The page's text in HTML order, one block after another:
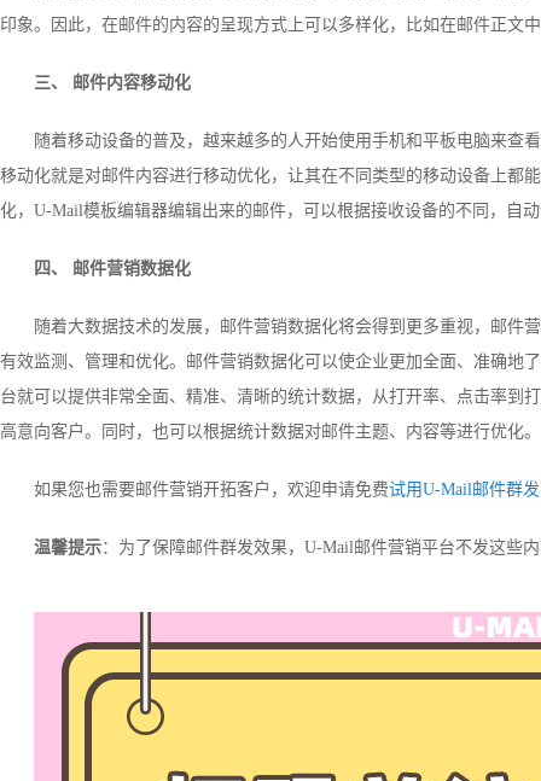
印象。因此，在邮件的内容的呈现方式上可以多样化，比如在邮件正文
三、 邮件内容移动化
随着移动设备的普及，越来越多的人开始使用手机和平板电脑来查
移动化就是对邮件内容进行移动优化，让其在不同类型的移动设备上都
化，U-Mail模板编辑器编辑出来的邮件，可以根据接收设备的不同，自
四、 邮件营销数据化
随着大数据技术的发展，邮件营销数据化将会得到更多重视，邮件
有效监测、管理和优化。邮件营销数据化可以使企业更加全面、准确地
台就可以提供非常全面、精准、清晰的统计数据，从打开率、点击率到
高意向客户。同时，也可以根据统计数据对邮件主题、内容等进行优化。
如果您也需要邮件营销开拓客户，欢迎申请免费试用U-Mail邮件群发
温馨提示：为了保障邮件群发效果，U-Mail邮件营销平台不发这些